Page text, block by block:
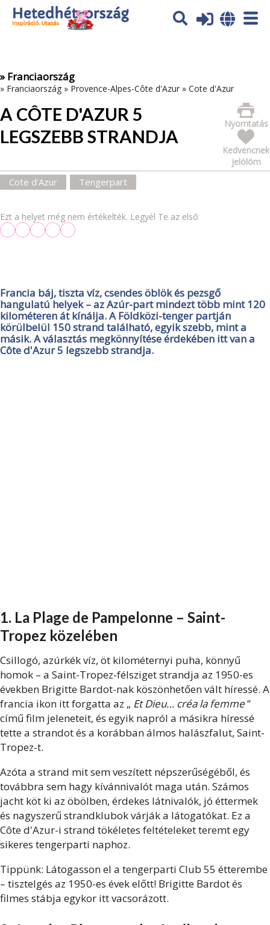
Az oldal sütiket (cookies) használ. További tájékoztatás itt:
Adatvédelmi tájékoztató
» Franciaország
» Franciaország » Provence-Alpes-Côte d'Azur » Cote d'Azur
A CÔTE D'AZUR 5
LEGSZEBB STRANDJA
Nyomtatás
Kedvencnek
jelölöm
Cote d'Azur Tengerpart
Ezt a helyet még nem értékelték. Legyél Te az első:
Francia báj, tiszta víz, csendes öblök és pezsgő
hangulatú helyek – az Azúr-part mindezt több mint 120
kilométeren át kínálja. A Földközi-tenger partján
körülbelül 150 strand található, egyik szebb, mint a
másik. A választás megkönnyítése érdekében itt van a
Côte d'Azur 5 legszebb strandja.
1. La Plage de Pampelonne – Saint-
Tropez közelében
Csillogó, azúrkék víz, öt kilométernyi puha, könnyű
homok – a Saint-Tropez-félsziget strandja az 1950-es
években Brigitte Bardot-nak köszönhetően vált híressé. A
francia ikon itt forgatta az „ Et Dieu… créa la femme”
című film jeleneteit, és egyik napról a másikra híressé
tette a strandot és a korábban álmos halászfalut, Saint-
Tropez-t.
Azóta a strand mit sem veszített népszerűségéből, és
továbbra sem hagy kívánnivalót maga után. Számos
jacht köt ki az öbölben, érdekes látnivalók, jó éttermek
és nagyszerű strandklubok várják a látogatókat. Ez a
Côte d'Azur-i strand tökéletes feltételeket teremt egy
sikeres tengerparti naphoz.
Tippünk: Látogasson el a tengerparti Club 55 étterembe
– tisztelgés az 1950-es évek előtt! Brigitte Bardot és
filmes stábja egykor itt vacsorázott.